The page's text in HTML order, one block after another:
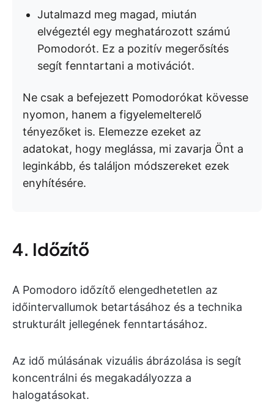
Jutalmazd meg magad, miután
elvégeztél egy meghatározott számú
Pomodorót. Ez a pozitív megerősítés
segít fenntartani a motivációt.
Ne csak a befejezett Pomodorókat kövesse
nyomon, hanem a figyelemelterelő
tényezőket is. Elemezze ezeket az
adatokat, hogy meglássa, mi zavarja Önt a
leginkább, és találjon módszereket ezek
enyhítésére.
4. Időzítő
A Pomodoro időzítő elengedhetetlen az
időintervallumok betartásához és a technika
strukturált jellegének fenntartásához.
Az idő múlásának vizuális ábrázolása is segít
koncentrálni és megakadályozza a
halogatásokat.